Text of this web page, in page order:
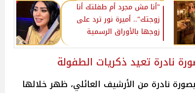
"أنا مش مجرد أم طفلتك أنا
زوجتك".. أميرة نور ترد على
زوجها بالأوراق الرسمية
نادرة تعيد ذكريات الطفولة
نادرة من الأرشيف العائلي، ظهر خلالها